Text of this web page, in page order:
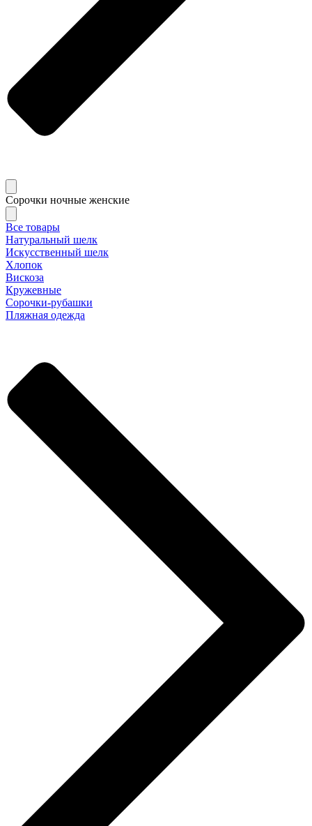
Сорочки ночные женские
Все товары
Натуральный шелк
Искусственный шелк
Хлопок
Вискоза
Кружевные
Сорочки-рубашки
Пляжная одежда